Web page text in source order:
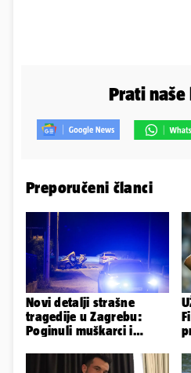
Prati naše
Preporučeni članci
Novi detalji strašne
tragedije u Zagrebu:
Poginuli muškarci i